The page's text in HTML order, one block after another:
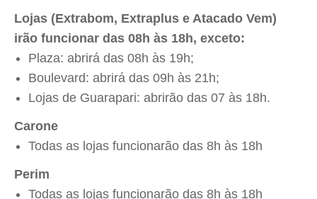
Lojas (Extrabom, Extraplus e Atacado Vem)
irão funcionar das 08h às 18h, exceto:
Plaza: abrirá das 08h às 19h;
Boulevard: abrirá das 09h às 21h;
Lojas de Guarapari: abrirão das 07 às 18h.
Carone
Todas as lojas funcionarão das 8h às 18h
Perim
Todas as lojas funcionarão das 8h às 18h